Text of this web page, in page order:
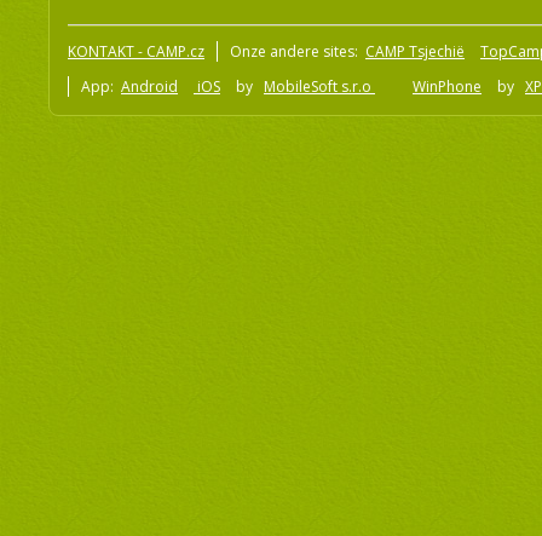
KONTAKT - CAMP.cz Onze andere sites: CAMP Tsjechië
App: Android iOS by MobileSoft s.r.o WinPhone by